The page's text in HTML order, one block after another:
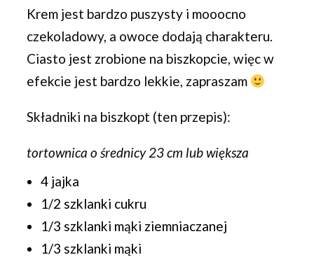
Krem jest bardzo puszysty i mooocno
czekoladowy, a owoce dodają charakteru.
Ciasto jest zrobione na biszkopcie, więc w
efekcie jest bardzo lekkie, zapraszam
Składniki na biszkopt (ten przepis):
tortownica o średnicy 23 cm lub większa
4 jajka
1/2 szklanki cukru
1/3 szklanki mąki ziemniaczanej
1/3 szklanki mąki